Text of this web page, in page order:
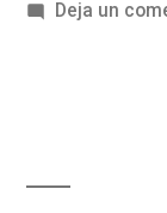
Deja un